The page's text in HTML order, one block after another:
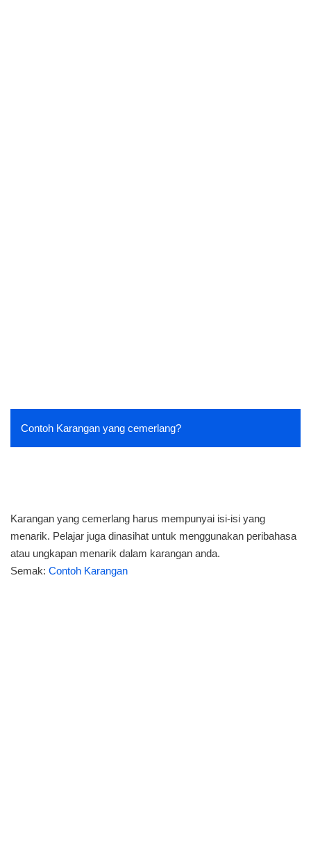
Contoh Karangan yang cemerlang?
Karangan yang cemerlang harus mempunyai isi-isi yang
menarik. Pelajar juga dinasihat untuk menggunakan peribahasa
atau ungkapan menarik dalam karangan anda.
Semak: Contoh Karangan